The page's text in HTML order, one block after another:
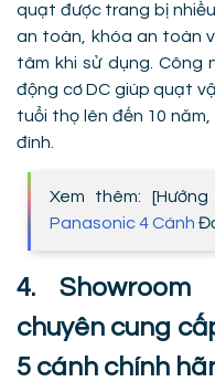
quạt được trang bị
an toàn, khóa an toàn
tâm khi sử dụng. Công
động cơ DC giúp quạt
tuổi thọ lên đến 10
đình.
Xem thêm:
Panasonic 4 Cánh
4. Showroom
chuyên cung
5 cánh chính